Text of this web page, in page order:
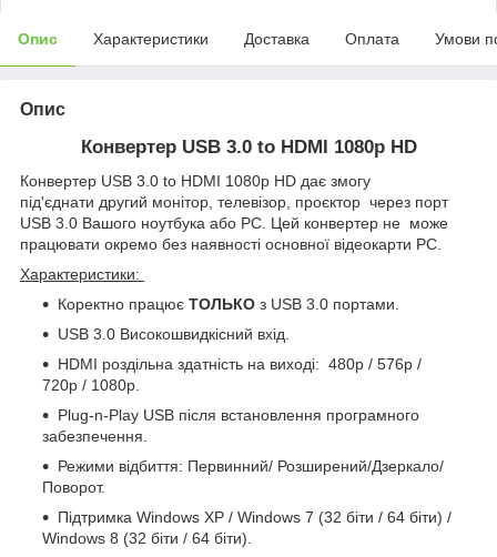
Опис Характеристики Доставка Оплата Умови
Опис
Конвертер USB 3.0 to HDMI 1080р HD
Конвертер USB 3.0 to HDMI 1080р HD дає змогу
під'єднати другий монітор, телевізор, проєктор через порт
USB 3.0 Вашого ноутбука або PC. Цей конвертер не може
працювати окремо без наявності основної відеокарти PC.
Характеристики:
Коректно працює ТОЛЬКО з USB 3.0 портами.
USB 3.0 Високошвидкісний вхід.
HDMI роздільна здатність на виході: 480p / 576p /
720p / 1080p
Plug-n-Play USB після встановлення програмного
забезпечення.
Режими відбиття: Первинний/ Розширений/Дзеркало/
Поворот.
Підтримка Windows XP / Windows 7 (32 біти / 64 біти) /
Windows 8 (32 біти / 64 біти).